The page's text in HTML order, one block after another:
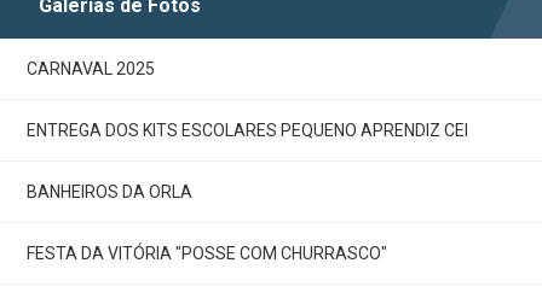
Galerias de Fotos
CARNAVAL 2025
ENTREGA DOS KITS ESCOLARES PEQUENO APRENDIZ CEI
BANHEIROS DA ORLA
FESTA DA VITÓRIA "POSSE COM CHURRASCO"